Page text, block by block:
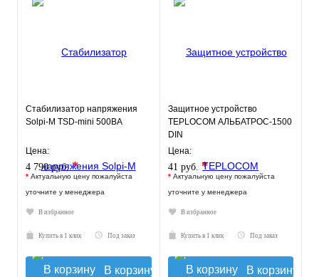
Стабилизатор напряжения
Solpi-M TSD-mini 500ВА
Цена:
4 790 руб.*
* Актуальную цену пожалуйста
уточните у менеджера
В избранное
Купить в 1 клик Под заказ
В корзину
Защитное устройство
TEPLOCOM АЛЬБАТРОС-1500
DIN
Цена:
41 руб. *
* Актуальную цену пожалуйста
уточните у менеджера
В избранное
Купить в 1 клик Под заказ
В корзину